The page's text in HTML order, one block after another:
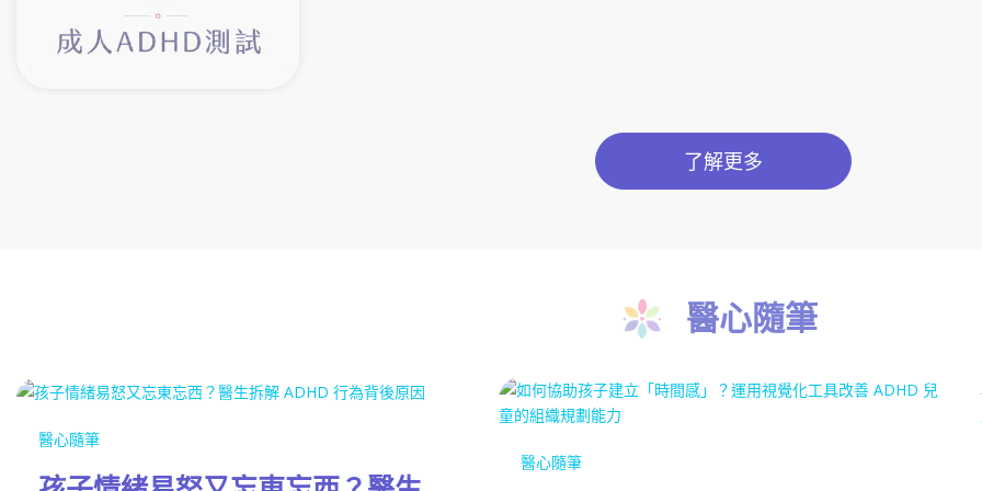
了解更多
醫心隨筆
醫心隨筆
醫心隨筆